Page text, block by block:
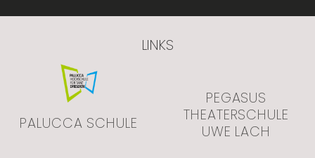
LINKS
PALUCCA SCHULE
PEGASUS
THEATERSCHULE
UWE LACH